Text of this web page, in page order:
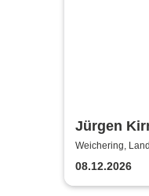
Jürgen
Wenn das
klingelt!
Weichering,
08.12.2026